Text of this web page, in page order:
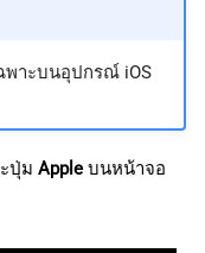
พาะบนอุปกรณ์ iOS
ปุ่ม Apple บนหน้าจอ